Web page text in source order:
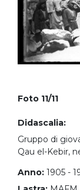
Foto 11/11
Didascalia:
Gruppo di
Qau el-Kebir,
Anno: 1905 -